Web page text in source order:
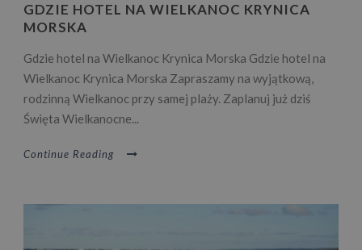
GDZIE HOTEL NA WIELKANOC KRYNICA
MORSKA
Gdzie hotel na Wielkanoc Krynica Morska Gdzie hotel na
Wielkanoc Krynica Morska Zapraszamy na wyjątkową,
rodzinną Wielkanoc przy samej plaży. Zaplanuj już dziś
Święta Wielkanocne...
Continue Reading